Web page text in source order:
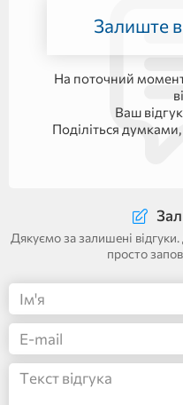
Залиште
На поточний
Ваш відгук
Поділіться
Дякуємо за залишені
просто